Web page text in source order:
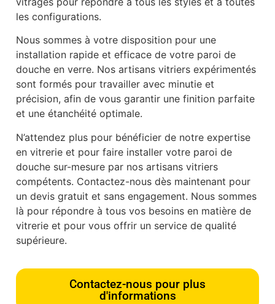
les configurations.
Nous sommes à votre disposition pour une
installation rapide et efficace de votre paroi de
douche en verre. Nos artisans vitriers expérimentés
sont formés pour travailler avec minutie et
précision, afin de vous garantir une finition parfaite
et une étanchéité optimale.
N’attendez plus pour bénéficier de notre expertise
en vitrerie et pour faire installer votre paroi de
douche sur-mesure par nos artisans vitriers
compétents. Contactez-nous dès maintenant pour
un devis gratuit et sans engagement. Nous sommes
là pour répondre à tous vos besoins en matière de
vitrerie et pour vous offrir un service de qualité
supérieure.
Contactez-nous pour plus
d'informations